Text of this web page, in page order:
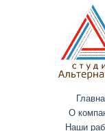
О
Наши